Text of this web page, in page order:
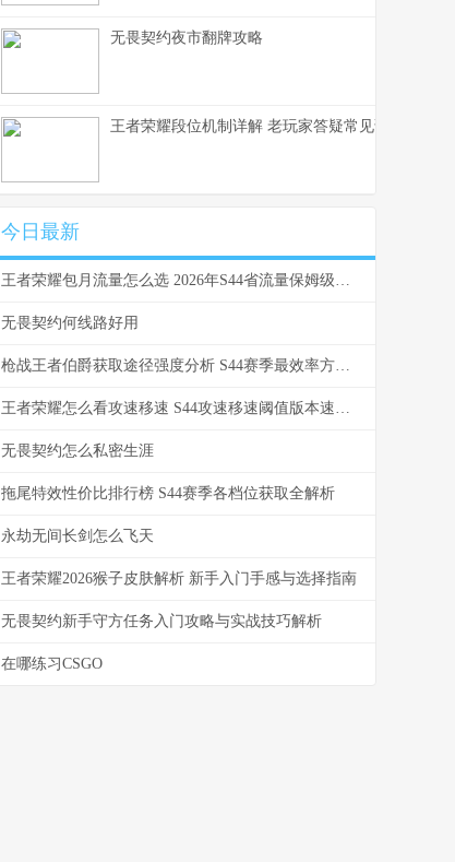
无畏契约夜市翻牌攻略
王者荣耀段位机制详解 老玩家答疑常见误区
今日最新
王者荣耀包月流量怎么选 2026年S44省流量保姆级教学
无畏契约何线路好用
枪战王者伯爵获取途径强度分析 S44赛季最效率方法对比
王者荣耀怎么看攻速移速 S44攻速移速阈值版本速报与数据实测指南
无畏契约怎么私密生涯
拖尾特效性价比排行榜 S44赛季各档位获取全解析
永劫无间长剑怎么飞天
王者荣耀2026猴子皮肤解析 新手入门手感与选择指南
无畏契约新手守方任务入门攻略与实战技巧解析
在哪练习CSGO